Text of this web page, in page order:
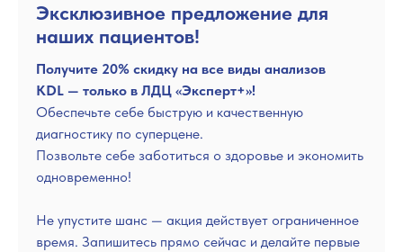
Эксклюзивное предложение для
наших пациентов!
Получите 20% скидку на все виды анализов
KDL — только в ЛДЦ «Эксперт+»!
Обеспечьте себе быструю и качественную
диагностику по суперцене.
Позвольте себе заботиться о здоровье и экономить
одновременно!
Не упустите шанс — акция действует ограниченное
время. Запишитесь прямо сейчас и делайте первые